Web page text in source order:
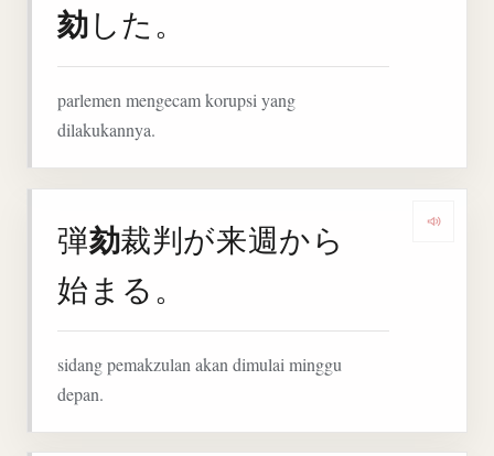
劾した。
parlemen mengecam korupsi yang
dilakukannya.
弾劾裁判が来週から
始まる。
sidang pemakzulan akan dimulai minggu
depan.